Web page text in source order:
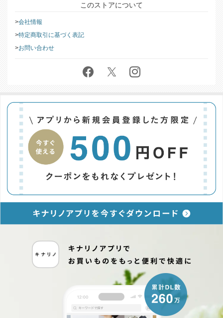
このストアについて
会社情報
特定商取引に基づく表記
お問い合わせ